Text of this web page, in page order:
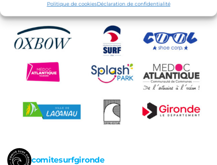
Politique de cookiesDéclaration de confidentialité
comitesurfgironde